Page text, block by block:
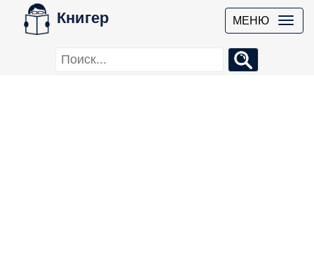
Книгер МЕНЮ